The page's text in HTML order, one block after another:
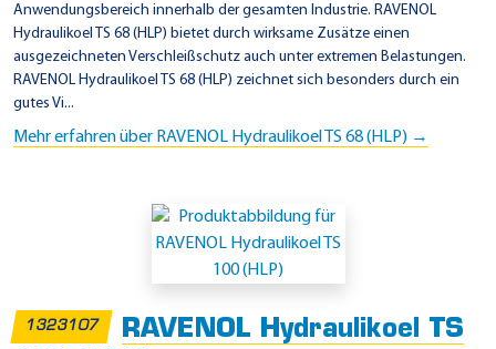
Anwendungsbereich innerhalb der gesamten Industrie. RAVENOL
Hydraulikoel TS 68 (HLP) bietet durch wirksame Zusätze einen
ausgezeichneten Verschleißschutz auch unter extremen Belastungen.
RAVENOL Hydraulikoel TS 68 (HLP) zeichnet sich besonders durch ein
gutes Vi...
Mehr erfahren über RAVENOL Hydraulikoel TS 68 (HLP) →
1323107
RAVENOL Hydraulikoel TS